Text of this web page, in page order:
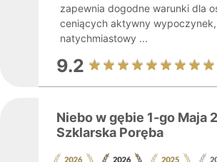
zapewnia dogodne warunki dla
ceniących aktywny
natychmiastowy ...
9.2
Niebo w gębie 1-go Maja
Szklarska Poręba